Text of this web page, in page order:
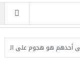
على الجميع”.. اتفاق